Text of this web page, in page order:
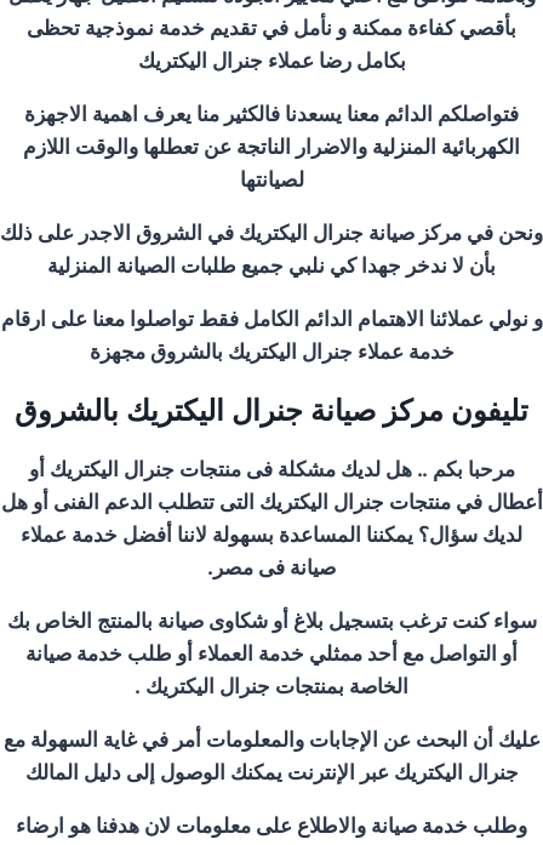
بأقصي كفاءة ممكنة و نأمل في تقديم خدمة نموذجية تحظى
بكامل رضا عملاء جنرال اليكتريك
فتواصلكم الدائم معنا يسعدنا فالكثير منا يعرف اهمية الاجهزة
الكهربائية المنزلية والاضرار الناتجة عن تعطلها والوقت اللازم
لصيانتها
ونحن في مركز صيانة جنرال اليكتريك في الشروق الاجدر على ذلك
بأن لا ندخر جهدا كي نلبي جميع طلبات الصيانة المنزلية
و نولي عملائنا الاهتمام الدائم الكامل فقط تواصلوا معنا على ارقام
خدمة عملاء جنرال اليكتريك بالشروقمجهزة
تليفون مركز صيانة جنرال اليكتريك بالشروق
مرحبا بكم .. هل لديك مشكلة فى منتجات جنرال اليكتريك أو
أعطال في منتجات جنرال اليكتريك التى تتطلب الدعم الفنى أو هل
لديك سؤال؟ يمكننا المساعدة بسهولة لاننا أفضل خدمة عملاء
صيانة فى مصر .
سواء كنت ترغب بتسجيل بلاغ أو شكاوى صيانة بالمنتج الخاص بك
أو التواصل مع أحد ممثلي خدمة العملاء أو طلب خدمة صيانة
الخاصة بمنتجات جنرال اليكتريك .
عليك أن البحث عن الإجابات والمعلومات أمر في غاية السهولة مع
جنرال اليكتريك عبر الإنترنت يمكنك الوصول إلى دليل المالك
وطلب خدمة صيانة والاطلاع على معلومات لان هدفنا هو ارضاء